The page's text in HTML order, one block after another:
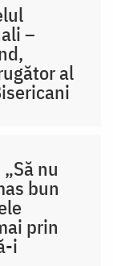
–
al
nu
bun
prin
i